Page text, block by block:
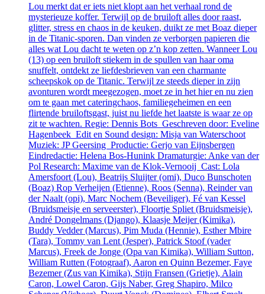
Lou merkt dat er iets niet klopt aan het verhaal rond de
mysterieuze koffer. Terwijl op de bruiloft alles door raast,
glitter, stress en chaos in de keuken, duikt ze met Boaz dieper
in de Titanic-sporen. Dan vinden ze verborgen papieren die
alles wat Lou dacht te weten op z’n kop zetten. Wanneer Lou
(13) op een bruiloft stiekem in de spullen van haar oma
snuffelt, ontdekt ze liefdesbrieven van een charmante
scheepskok op de Titanic. Terwijl ze steeds dieper in zijn
avonturen wordt meegezogen, moet ze in het hier en nu zien
om te gaan met cateringchaos, familiegeheimen en een
flirtende bruiloftsgast, juist nu liefde het laatste is waar ze op
zit te wachten. Regie: Dennis Bots Geschreven door: Eveline
Hagenbeek Edit en Sound design: Misja van Waterschoot
Muziek: JP Geersing Productie: Gerjo van Eijnsbergen
Eindredactie: Helena Bos-Hunink Dramaturgie: Anke van der
Pol Research: Maxime van de Klok-Vernooij Cast: Lola
Amersfoort (Lou), Beatrijs Sluijter (omi), Duco Bunschoten
(Boaz) Rop Verheijen (Etienne), Roos (Senna), Reinder van
der Naalt (opi), Marc Nochem (Beveiliger), Fé van Kessel
(Bruidsmeisje en serveerster), Floortje Spliet (Bruidsmeisje),
André Dongelmans (Django), Klaasje Meijer (Kimika),
Buddy Vedder (Marcus), Pim Muda (Hennie), Esther Mbire
(Tara), Tommy van Lent (Jesper), Patrick Stoof (vader
Marcus), Freek de Jonge (Opa van Kimika), William Sutton,
William Rutten (Fotograaf), Aaron en Quinn Bezemer, Faye
Bezemer (Zus van Kimika), Stijn Fransen (Grietje), Alain
Caron, Lowel Caron, Gijs Naber, Greg Shapiro, Milco